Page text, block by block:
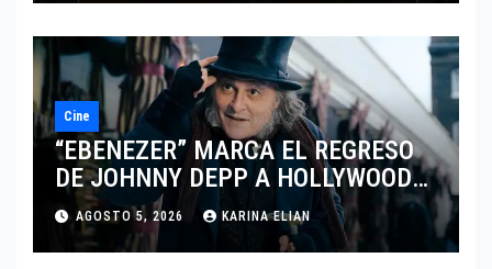
Cine
“EBENEZER” MARCA EL REGRESO
DE JOHNNY DEPP A HOLLYWOOD
TRAS SU PASO POR EL CINE
INDEPENDIENTE EUROPEO
AGOSTO 5, 2026 KARINA ELIAN